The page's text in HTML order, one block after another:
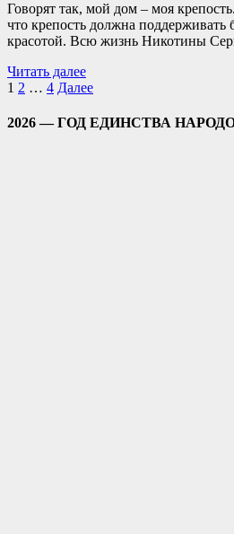
Говорят так, мой дом – моя
что крепость должна
красотой. Всю жизнь Никотины
Читать далее
Пагинация
записей
1 2 … 4 Далее
2026 — ГОД ЕДИНСТВА